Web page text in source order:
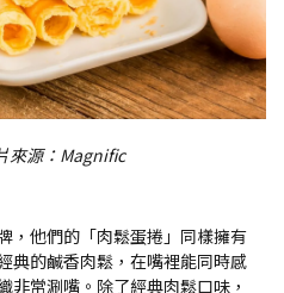
來源：Magnific
，他們的「肉鬆蛋捲」同樣擁有
典的鹹香肉鬆，在嘴裡能同時感
非常涮嘴。除了經典肉鬆口味，